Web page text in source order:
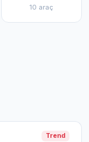
10 araç
Trend